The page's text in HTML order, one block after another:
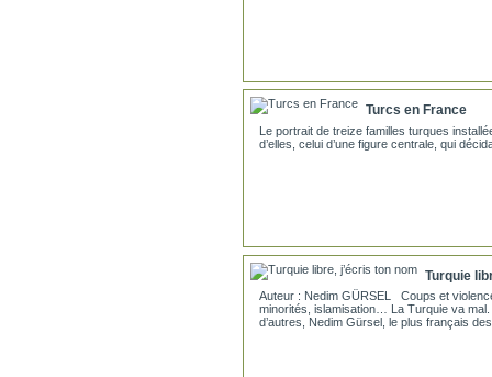
Turcs en France
Le portrait de treize familles turques
d’elles, celui d’une figure centrale, qui
Turquie
Auteur : Nedim GÜRSEL Coups et
minorités, islamisation… La Turquie va
d’autres, Nedim Gürsel, le plus français